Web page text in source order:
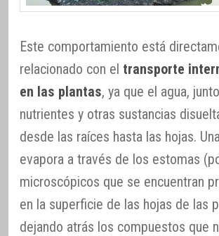
Este comportamiento está
relacionado con el transporte
en las plantas, ya que el agua,
nutrientes y otras sustancias
desde las raíces hasta las hojas.
evapora a través de los estomas
microscópicos que se encuentran
en la superficie de las hojas de las
dejando atrás los compuestos que